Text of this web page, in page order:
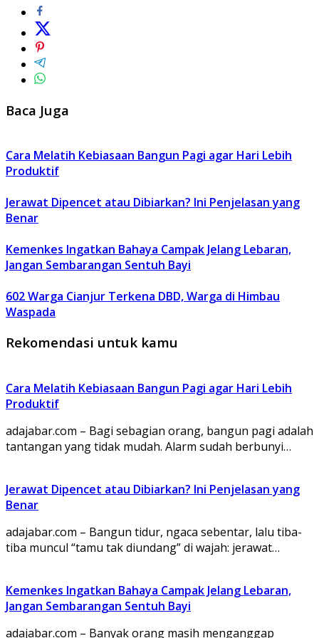
Baca Juga
Cara Melatih Kebiasaan Bangun Pagi agar Hari Lebih
Produktif
Jerawat Dipencet atau Dibiarkan? Ini Penjelasan yang
Benar
Kemenkes Ingatkan Bahaya Campak Jelang Lebaran,
Jangan Sembarangan Sentuh Bayi
602 Warga Cianjur Terkena DBD, Warga di Himbau
Waspada
Rekomendasi untuk kamu
Cara Melatih Kebiasaan Bangun Pagi agar Hari Lebih
Produktif
adajabar.com – Bagi sebagian orang, bangun pagi adalah
tantangan yang tidak mudah. Alarm sudah berbunyi…
Jerawat Dipencet atau Dibiarkan? Ini Penjelasan yang
Benar
adajabar.com – Bangun tidur, ngaca sebentar, lalu tiba-
tiba muncul “tamu tak diundang” di wajah: jerawat…
Kemenkes Ingatkan Bahaya Campak Jelang Lebaran,
Jangan Sembarangan Sentuh Bayi
adajabar.com – Banyak orang masih menganggap